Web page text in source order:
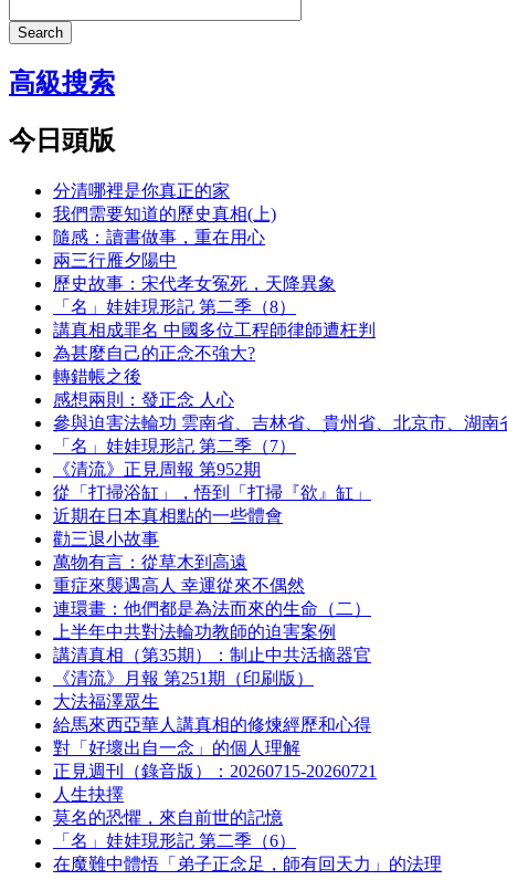
Search
高級搜索
今日頭版
分清哪裡是你真正的家
我們需要知道的歷史真相(上)
隨感：讀書做事，重在用心
兩三行雁夕陽中
歷史故事：宋代孝女冤死，天降異象
「名」娃娃現形記 第二季（8）
講真相成罪名 中國多位工程師律師遭枉判
為甚麼自己的正念不強大?
轉錯帳之後
感想兩則：發正念 人心
參與迫害法輪功 雲南省、吉林省、貴州省、北京市、湖南
「名」娃娃現形記 第二季（7）
《清流》正見周報 第952期
從「打掃浴缸」，悟到「打掃『欲』缸」
近期在日本真相點的一些體會
勸三退小故事
萬物有言：從草木到高遠
重症來襲遇高人 幸運從來不偶然
連環畫：他們都是為法而來的生命（二）
上半年中共對法輪功教師的迫害案例
講清真相（第35期）：制止中共活摘器官
《清流》月報 第251期（印刷版）
大法福澤眾生
給馬來西亞華人講真相的修煉經歷和心得
對「好壞出自一念」的個人理解
正見週刊（錄音版）：20260715-20260721
人生抉擇
莫名的恐懼，來自前世的記憶
「名」娃娃現形記 第二季（6）
在魔難中體悟「弟子正念足，師有回天力」的法理